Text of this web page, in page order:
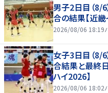
男子2日目（8/
合の結果【近畿
2026/08/06 18:19
女子3日目（8/
合結果と最終
ハイ2026】
2026/08/06 18:02